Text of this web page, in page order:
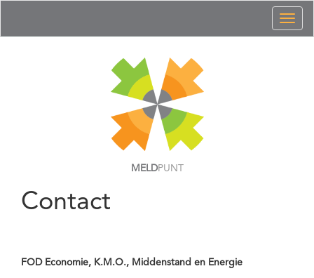
MELDPUNT
Contact
FOD Economie, K.M.O., Middenstand en Energie